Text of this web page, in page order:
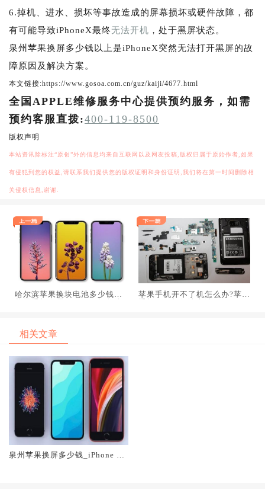
6.掉机、进水、损坏等事故造成的屏幕损坏或硬件故障，都
有可能导致iPhoneX最终无法开机 ，处于黑屏状态。
泉州苹果换屏多少钱以上是iPhoneX突然无法打开黑屏的故
障原因及解决方案。
本文链接:https://www.gosoa.com.cn/guz/kaiji/4677.html
全国APPLE维修服务中心提供预约服务，如需
预约客服直拨:400-119-8500
版权声明
本站资讯除标注“原创”外的信息均来自互联网以及网友投稿,版权归属于原始作者,如果
有侵犯到您的权益,请联系我们提供您的版权证明和身份证明,我们将在第一时间删除相
关侵权信息,谢谢.
哈尔滨苹果换块电池多少钱_
苹果手机开不了机怎么办?苹果
相关文章
泉州苹果换屏多少钱_iPhone X